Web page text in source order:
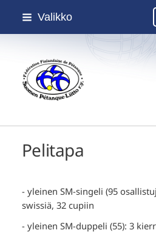
Siirry
Valikko
Suomen
Pelitapa
- yleinen SM-singeli (95
swissiä, 32 cupiin
- yleinen SM-duppeli (55): 3